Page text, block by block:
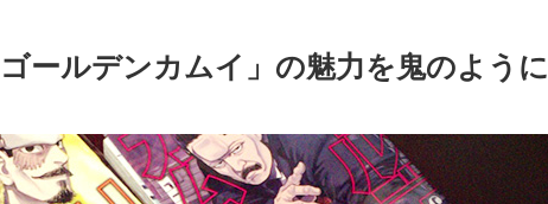
ールデンカムイ」の魅力を鬼のように